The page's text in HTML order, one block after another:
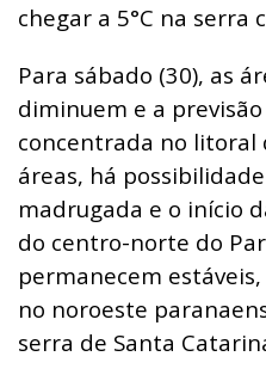
chegar a 5°C na serra
Para sábado (30), as
diminuem e a
concentrada no litoral
áreas, há
madrugada e o início
do centro-norte do
permanecem
no noroeste
serra de Santa